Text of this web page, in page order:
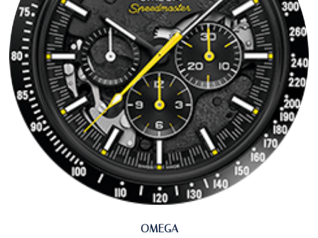
OMEGA